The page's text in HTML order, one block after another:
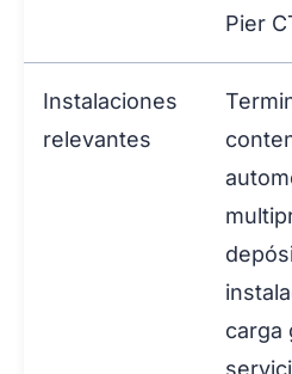
Pier
Instalaciones
relevantes
carga